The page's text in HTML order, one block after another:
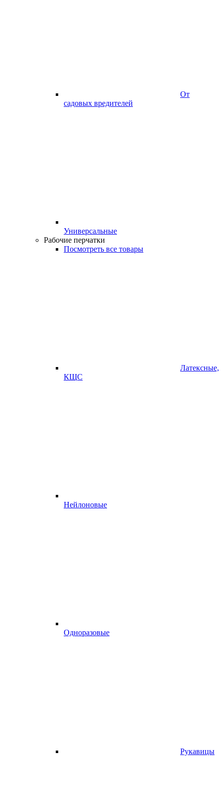
От
садовых вредителей
Универсальные
Рабочие перчатки
Посмотреть все товары
Латексные,
КЩС
Нейлоновые
Одноразовые
Рукавицы